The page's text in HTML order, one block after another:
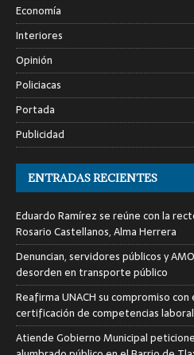
Economía
Interiores
Opinión
Policiacas
Portada
Publicidad
ENTRADAS RECIENTES
Eduardo Ramírez se reúne con la
Rosario Castellanos, Alma Herrera
Denuncian, servidores públicos y
desorden en transporte público
Reafirma UNACH su compromiso
certificación de competencias
Atiende Gobierno Municipal